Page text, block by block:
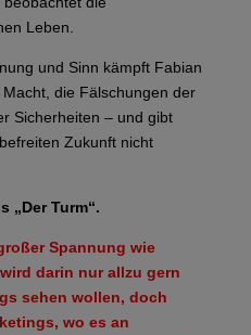
Leben.
und Sinn kämpft Fabian
die Fälschungen der
Sicherheiten – und gibt
Zukunft nicht
„Der Turm“.
Spannung wie
darin nur allzu gern
sehen wollen, doch
wo es an